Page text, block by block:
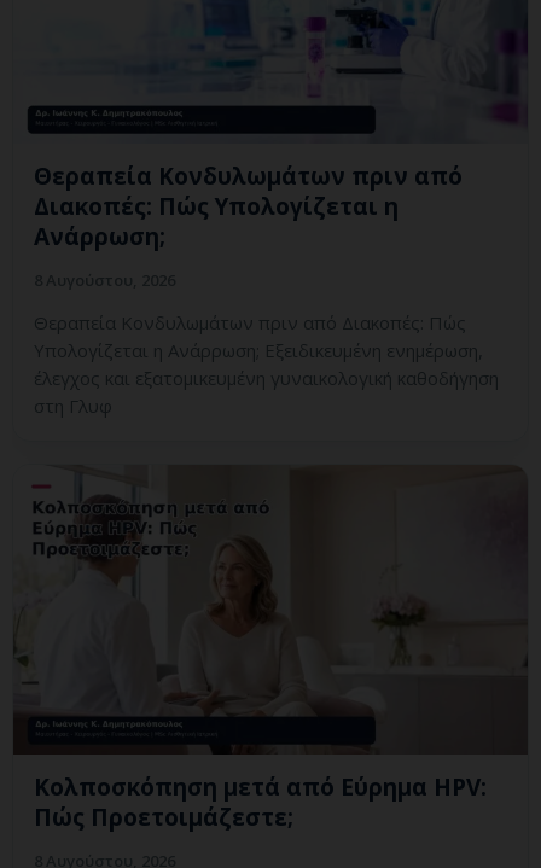
Θεραπεία Κονδυλωμάτων πριν από
Διακοπές: Πώς Υπολογίζεται η
Ανάρρωση;
Θεραπεία Κονδυλωμάτων πριν από Διακοπές: Πώς
Υπολογίζεται η Ανάρρωση; Εξειδικευμένη ενημέρωση,
έλεγχος και εξατομικευμένη γυναικολογική καθοδήγηση
στη Γλυφ
Κολποσκόπηση μετά από Εύρημα HPV:
Πώς Προετοιμάζεστε;